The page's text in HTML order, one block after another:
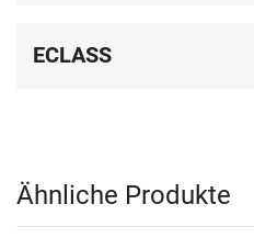
ECLASS
Ähnliche Produkte